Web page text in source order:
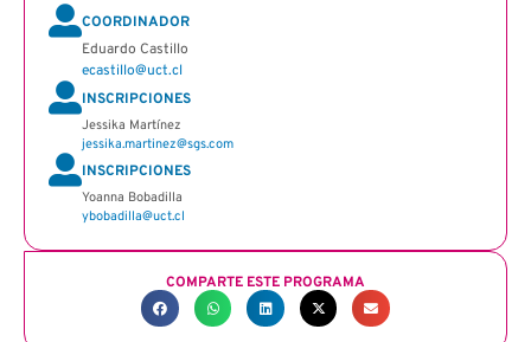
COORDINADOR
Eduardo Castillo
ecastillo@uct.cl
INSCRIPCIONES
Jessika Martínez
jessika.martinez@sgs.com
INSCRIPCIONES
Yoanna Bobadilla
ybobadilla@uct.cl
COMPARTE ESTE PROGRAMA